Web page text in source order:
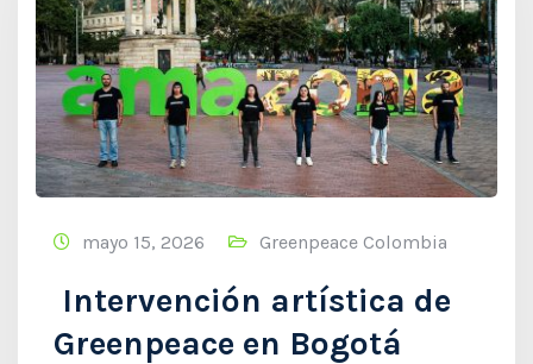
mayo 15, 2026 Greenpeace Colombia
Intervención artística de
Greenpeace en Bogotá